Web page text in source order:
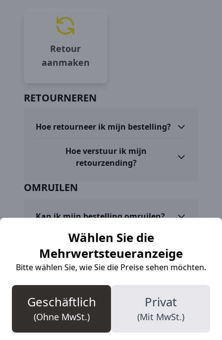
Wählen Sie die
Mehrwertsteueranzeige
Bitte wählen Sie, wie Sie die Preise sehen möchten.
Geschäftlich
(Ohne MwSt.)
Privat
(Mit MwSt.)
Retour
aanmaken
RETOURNEREN
Hoe retourneer ik mijn bestelling?
Hoe verstuur ik mijn
retourzending?
OMRUILEN
Kan ik mijn bestelling omruilen?
Hoe verstuur ik mijn
retourzending?
Wanneer mag ik verwachten dat de
terugbetaling voor mijn
retourzending verwerkt wordt?